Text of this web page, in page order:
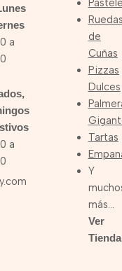
a
a
de
Cuñas
Pizzas
Dulces
Tartas
Y
más…
Ver
Tienda